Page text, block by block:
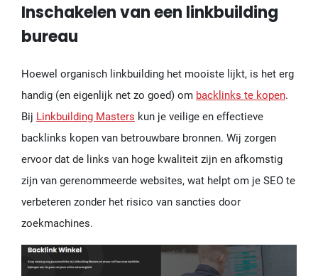
Inschakelen van een linkbuilding
bureau
Hoewel organisch linkbuilding het mooiste lijkt, is het erg
handig (en eigenlijk net zo goed) om backlinks te kopen.
Bij Linkbuilding Masters kun je veilige en effectieve
backlinks kopen van betrouwbare bronnen. Wij zorgen
ervoor dat de links van hoge kwaliteit zijn en afkomstig
zijn van gerenommeerde websites, wat helpt om je SEO te
verbeteren zonder het risico van sancties door
zoekmachines.